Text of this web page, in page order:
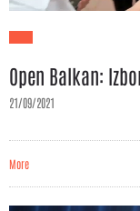
Open Balkan:
21/09/2021
More